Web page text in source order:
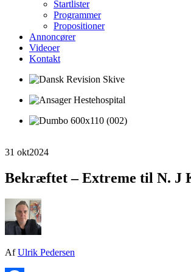
Startlister
Programmer
Propositioner
Annoncører
Videoer
Kontakt
31 okt2024
Bekræftet – Extreme til N. J
AfUlrik Pedersen